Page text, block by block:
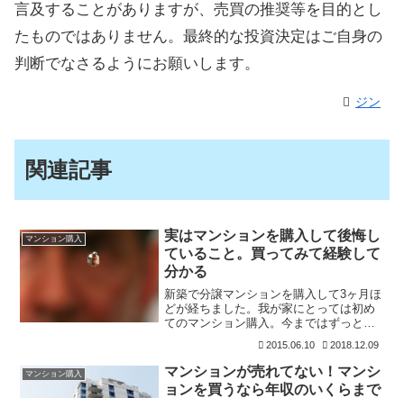
言及することがありますが、売買の推奨等を目的とし
たものではありません。最終的な投資決定はご自身の
判断でなさるようにお願いします。
ジン
関連記事
マンション購入
実はマンションを購入して後悔し
ていること。買ってみて経験して
分かる
新築で分譲マンションを購入して3ヶ月ほ
どが経ちました。我が家にとっては初め
てのマンション購入。今まではずっと賃
います。引っ越しをしていからは仕事も
忙しくて、なかなか楽しめていませんで
したが、ちょっとずつマ
2015.06.10 2018.12.09
マンション購入
マンションが売れてない！マンシ
ョンを買うなら年収のいくらまで